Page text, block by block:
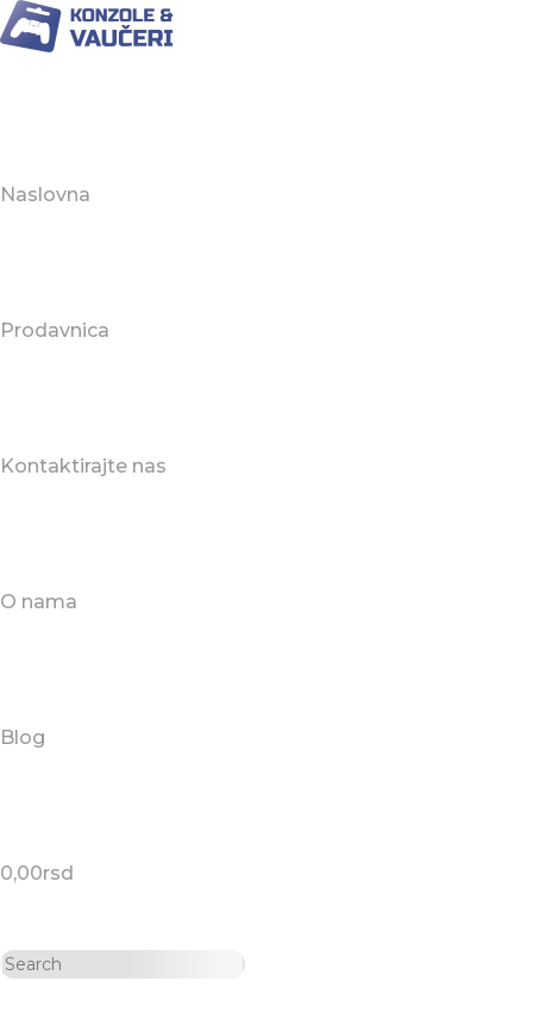
Naslovna
Prodavnica
Kontaktirajte nas
O nama
Blog
0,00rsd